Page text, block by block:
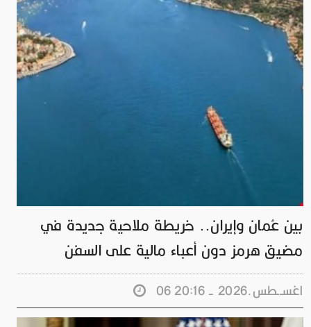
بين عُمان وإيران.. خريطة ملاحية جديدة في
مضيق هرمز دون أعباء مالية على السفن
06 اغســطس.2026 - 20:16